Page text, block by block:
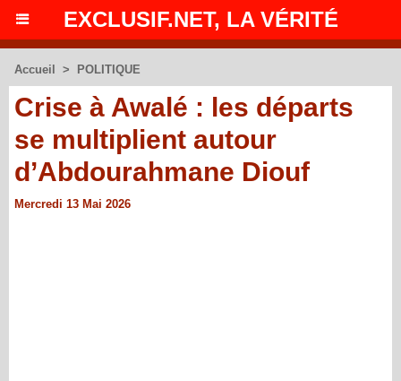
EXCLUSIF.NET, LA VÉRITÉ
Accueil > POLITIQUE
Crise à Awalé : les départs
se multiplient autour
d’Abdourahmane Diouf
Mercredi 13 Mai 2026